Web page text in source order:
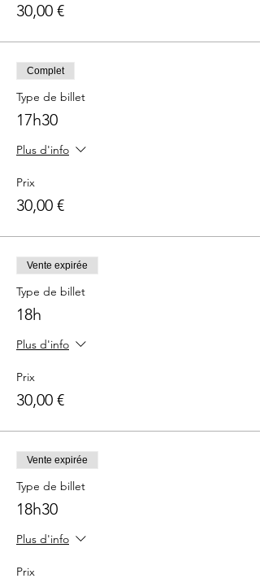
30,00 €
Complet
Type de billet
17h30
Plus d'info
Prix
30,00 €
Vente expirée
Type de billet
18h
Plus d'info
Prix
30,00 €
Vente expirée
Type de billet
18h30
Plus d'info
Prix